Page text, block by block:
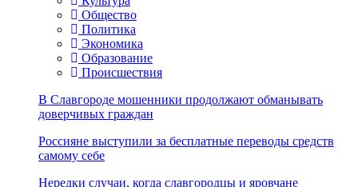
Общество
Политика
Экономика
Образование
Происшествия
В Славгороде мошенники продолжают обманывать
доверчивых граждан
Россияне выступили за бесплатные переводы средств
самому себе
Нередки случаи, когда славгородцы и яровчане